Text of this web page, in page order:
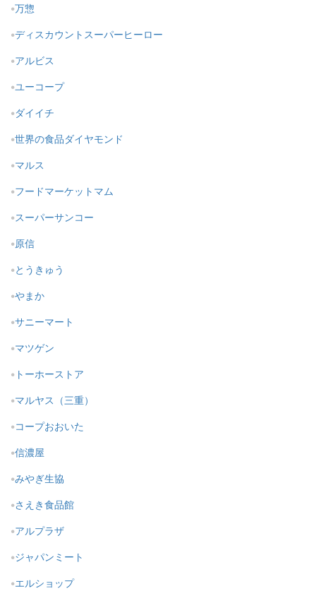
万惣
ディスカウントスーパーヒーロー
アルビス
ユーコープ
ダイイチ
世界の食品ダイヤモンド
マルス
フードマーケットマム
スーパーサンコー
原信
とうきゅう
やまか
サニーマート
マツゲン
トーホーストア
マルヤス（三重）
コープおおいた
信濃屋
みやぎ生協
さえき食品館
アルプラザ
ジャパンミート
エルショップ